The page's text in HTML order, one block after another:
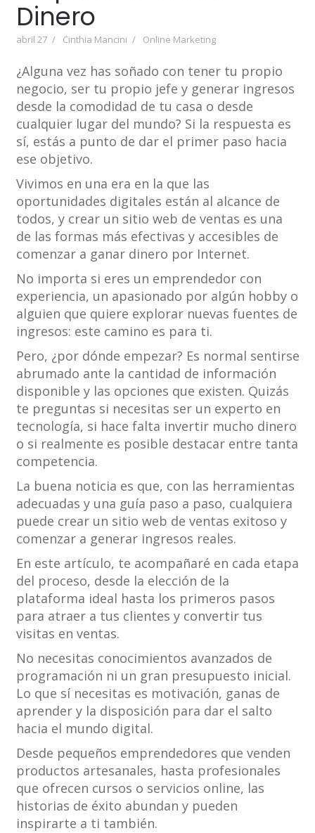
Dinero
abril 27 Cinthia Mancini Online Marketing
¿Alguna vez has soñado con tener tu propio
negocio, ser tu propio jefe y generar ingresos
desde la comodidad de tu casa o desde
cualquier lugar del mundo? Si la respuesta es
sí, estás a punto de dar el primer paso hacia
ese objetivo.
Vivimos en una era en la que las
oportunidades digitales están al alcance de
todos, y crear un sitio web de ventas es una
de las formas más efectivas y accesibles de
comenzar a ganar dinero por Internet.
No importa si eres un emprendedor con
experiencia, un apasionado por algún hobby o
alguien que quiere explorar nuevas fuentes de
ingresos: este camino es para ti.
Pero, ¿por dónde empezar? Es normal sentirse
abrumado ante la cantidad de información
disponible y las opciones que existen. Quizás
te preguntas si necesitas ser un experto en
tecnología, si hace falta invertir mucho dinero
o si realmente es posible destacar entre tanta
competencia.
La buena noticia es que, con las herramientas
adecuadas y una guía paso a paso, cualquiera
puede crear un sitio web de ventas exitoso y
comenzar a generar ingresos reales.
En este artículo, te acompañaré en cada etapa
del proceso, desde la elección de la
plataforma ideal hasta los primeros pasos
para atraer a tus clientes y convertir tus
visitas en ventas.
No necesitas conocimientos avanzados de
programación ni un gran presupuesto inicial.
Lo que sí necesitas es motivación, ganas de
aprender y la disposición para dar el salto
hacia el mundo digital.
Desde pequeños emprendedores que venden
productos artesanales, hasta profesionales
que ofrecen cursos o servicios online, las
historias de éxito abundan y pueden
inspirarte a ti también.